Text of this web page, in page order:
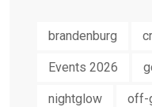
brandenburg
Events 2026
nightglow off-